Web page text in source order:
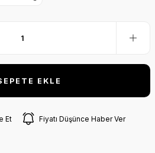
EKLE
Et Fiyatı Düşünce Haber Ver